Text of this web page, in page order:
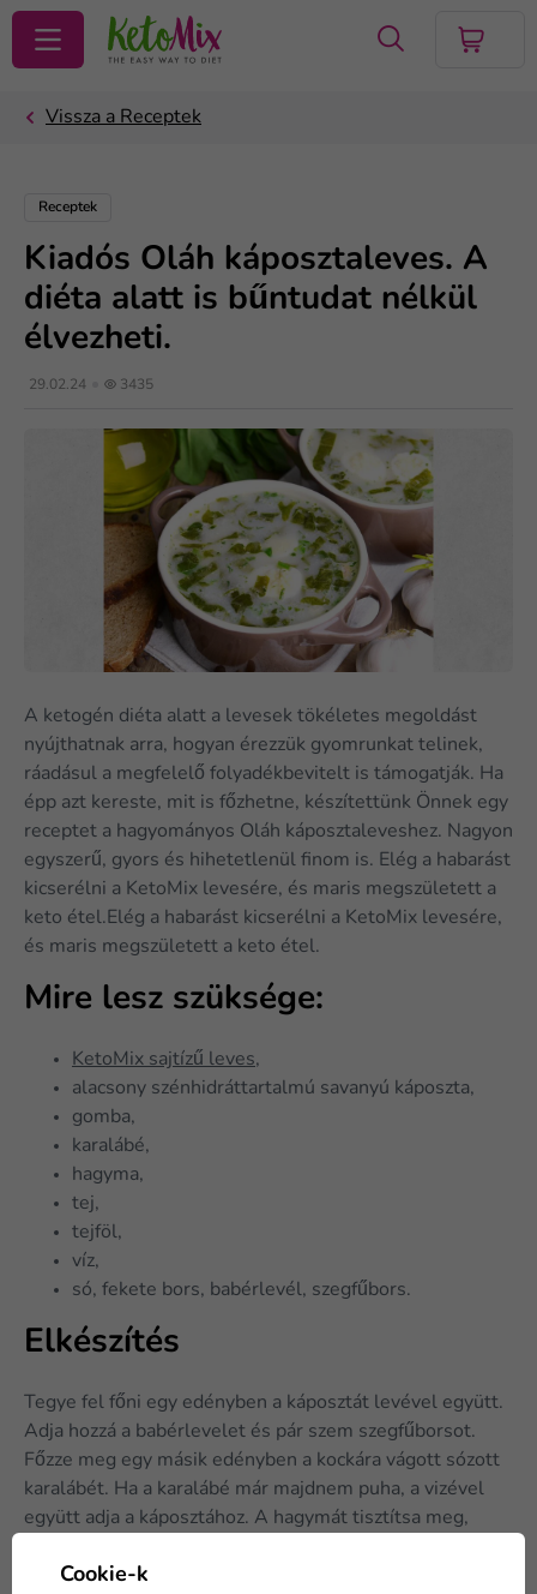
KERESÉS
Receptek
Kiadós Oláh káposztaleves. A
diéta alatt is bűntudat nélkül
élvezheti.
29.02.24 3435
A ketogén diéta alatt a levesek tökéletes megoldást
nyújthatnak arra, hogyan érezzük gyomrunkat telinek,
ráadásul a megfelelő folyadékbevitelt is támogatják. Ha
épp azt kereste, mit is főzhetne, készítettünk Önnek egy
receptet a hagyományos Oláh káposztaleveshez. Nagyon
egyszerű, gyors és hihetetlenül finom is. Elég a habarást
kicserélni a KetoMix levesére, és maris megszületett a
keto étel.Elég a habarást kicserélni a KetoMix levesére,
és maris megszületett a keto étel.
Mire lesz szüksége:
KetoMix sajtízű leves,
alacsony szénhidráttartalmú savanyú káposzta,
gomba,
karalábé,
hagyma,
tej,
tejföl,
víz,
só, fekete bors, babérlevél, szegfűbors.
Elkészítés
Tegye fel főni egy edényben a káposztát levével együtt.
Adja hozzá a babérlevelet és pár szem szegfűborsot.
Főzze meg egy másik edényben a kockára vágott sózott
karalábét. Ha a karalábé már majdnem puha, a vizével
együtt adja a káposztához. A hagymát tisztítsa meg,
mérőpohárnyi
Cookie-k